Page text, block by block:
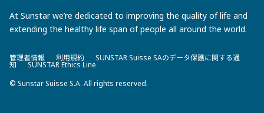
At Sunstar we’re dedicated to improving the quality of life and
extending the healthy life span of people all around the world.
管理者情報 利用規約 SUNSTAR Suisse SAのデータ保護に関する通
知
SUNSTAR Ethics Line
© Sunstar Suisse S.A. All rights reserved.